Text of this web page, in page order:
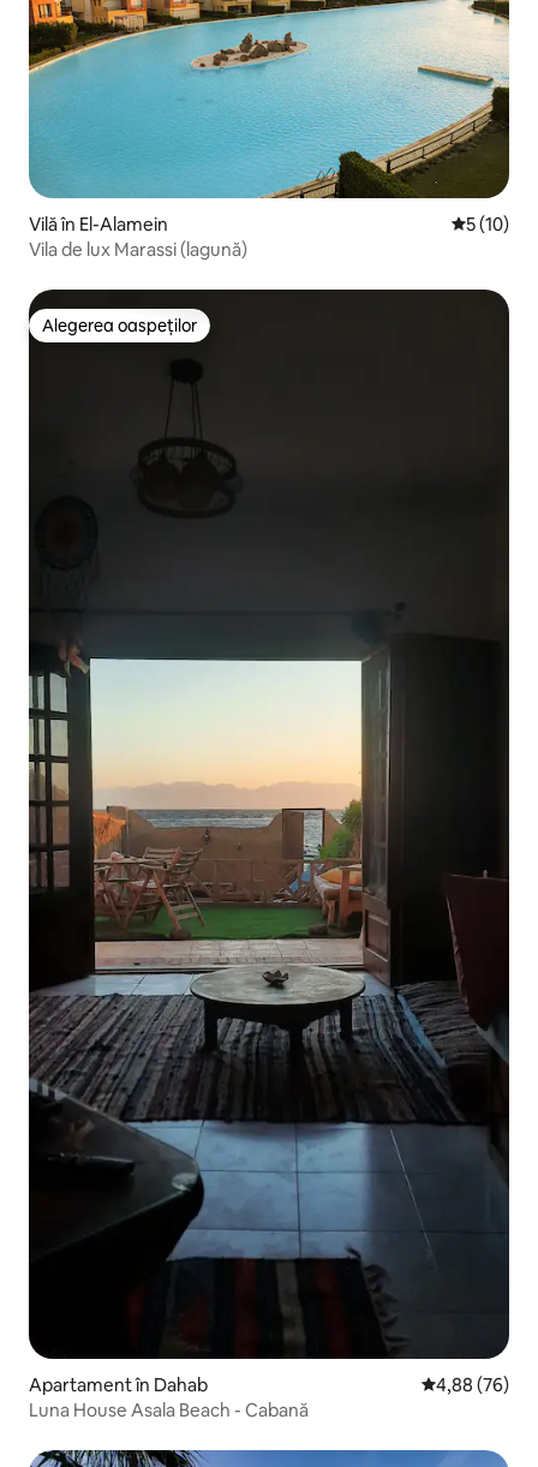
Vilă în El-Alamein Scor
5 (10)
Vila de lux Marassi (lagună)
Alegerea oaspeților
Alegerea oaspeților
Apartament în Dahab Scor mediu
4,88 (76)
Luna House Asala Beach - Cabană